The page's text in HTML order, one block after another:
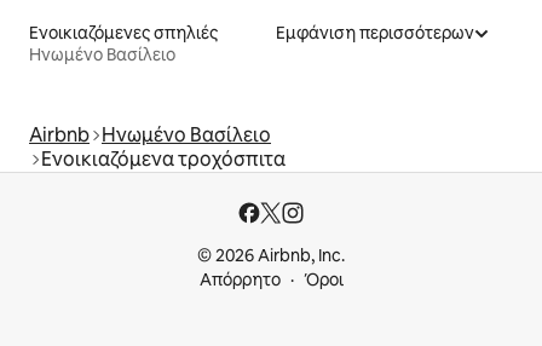
Ενοικιαζόμενες σπηλιές
Ηνωμένο Βασίλειο
Εμφάνιση περισσότερων
Airbnb Ηνωμένο Βασίλειο
Ενοικιαζόμενα τροχόσπιτα
© 2026 Airbnb, Inc.
Απόρρητο
Όροι